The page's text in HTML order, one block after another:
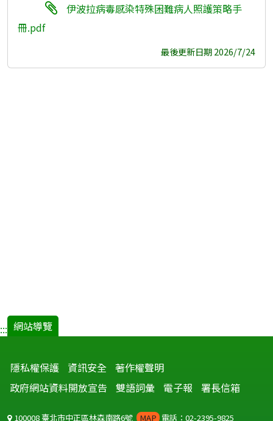
伊波拉病毒感染特殊困難病人照護策略手
冊.pdf
最後更新日期 2026/7/24
::: 網站導覽
隱私權保護 資訊安全 著作權聲明
政府網站資料開放宣告
雙語詞彙 電子報 署長信箱
100008 臺北市中正區林森南路6號 MAP 電話：02-2395-9825